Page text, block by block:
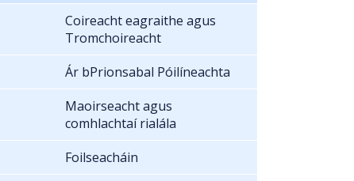
Coireacht eagraithe agus
Tromchoireacht
Ár bPrionsabal Póilíneachta
Maoirseacht agus
comhlachtaí rialála
Foilseacháin